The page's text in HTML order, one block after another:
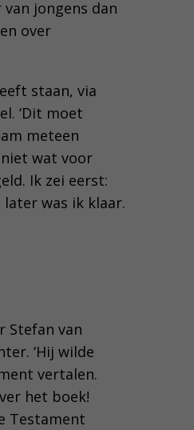
jongens dan
over
staan, via
‘Dit moet
meteen
wat voor
Ik zei eerst:
later was ik klaar.
Stefan van
‘Hij wilde
vertalen.
het boek!
Testament